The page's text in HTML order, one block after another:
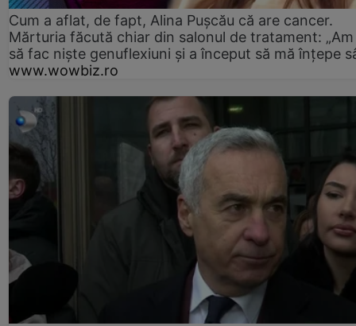
Cum a aflat, de fapt, Alina Pușcău că are cancer.
Mărturia făcută chiar din salonul de tratament:
să fac niște genuflexiuni și a început să mă înțepe
www.wowbiz.ro